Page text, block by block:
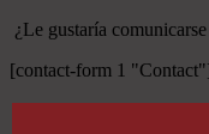
¿Le gustaría
[contact-form 1